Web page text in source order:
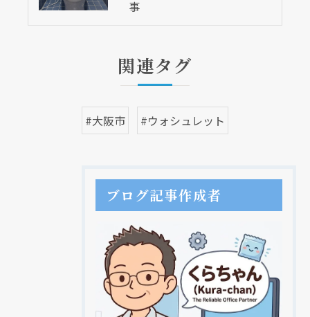
事
関連タグ
#大阪市 #ウォシュレット
ブログ記事作成者